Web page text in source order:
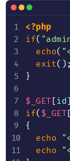
<?php
if(
echo(
exit( );
}
$_GET [id]
if( $_GET[
{
echo
echo